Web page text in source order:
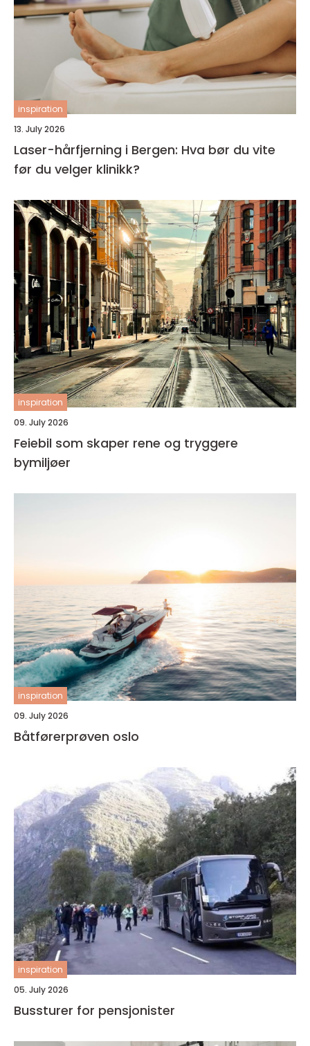
inspiration
13. July 2026
Laser-hårfjerning i Bergen: Hva bør du vite
før du velger klinikk?
inspiration
09. July 2026
Feiebil som skaper rene og tryggere
bymiljøer
inspiration
09. July 2026
Båtførerprøven oslo
inspiration
05. July 2026
Bussturer for pensjonister